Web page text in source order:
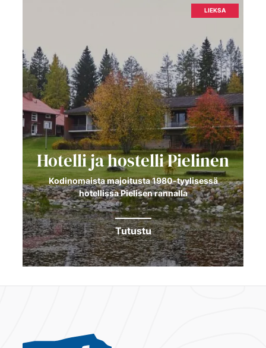
LIEKSA
Hotelli ja hostelli Pielinen
Kodinomaista majoitusta 1980-tyylisessä
hotellissa Pielisen rannalla
Tutustu